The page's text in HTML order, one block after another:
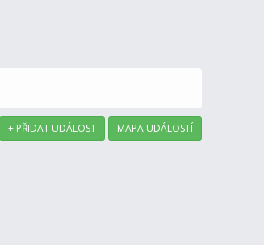
+ PŘIDAT UDÁLOST MAPA UDÁLOSTÍ